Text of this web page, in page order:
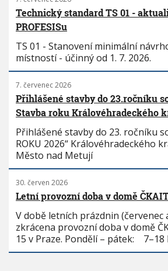
Technický standard TS 01 -
PROFESISu
TS 01 - Stanovení minimální
místností - účinný od 1. 7. 2026.
7. červenec 2026
Přihlášené stavby do 23.ročníku
Stavba roku Královéhradeckého
Přihlášené stavby do 23. ročníku
ROKU 2026“ Královéhradeckého
Město nad Metují
30. červen 2026
Letní provozní doba v domě
V době letních prázdnin (červenec
zkrácena provozní doba v domě
15 v Praze. Pondělí – pátek: 7–18